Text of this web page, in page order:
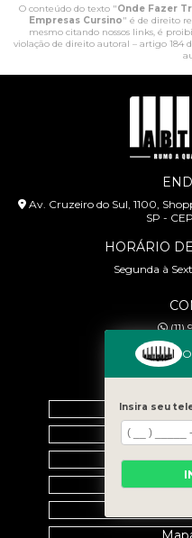
O conteúdo do texto "Onde Fazer
Empresas Cursino" é de direito
mesmo citando nossos links, é
violação de direito autoral – artigo 184
Av. Cruzeiro do Sul, 1100,
SP -
HORÁRIO
Segunda à
(11)
Insira seu